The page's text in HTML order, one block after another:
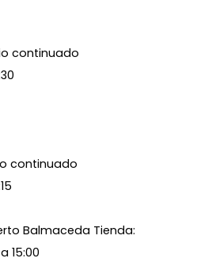
continuado
continuado
Balmaceda Tienda:
15:00